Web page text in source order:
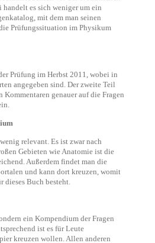
es sich weniger um ein
mit dem man seinen
Prüfungssituation im Physikum
Prüfung im Herbst 2011, wobei in
angegeben sind. Der zweite Teil
genauer auf die Fragen
relevant. Es ist zwar nach
Gebieten wie Anatomie ist die
Außerdem findet man die
und kann dort kreuzen, womit
Buch besteht.
ein Kompendium der Fragen
ist es für Leute
kreuzen wollen. Allen anderen